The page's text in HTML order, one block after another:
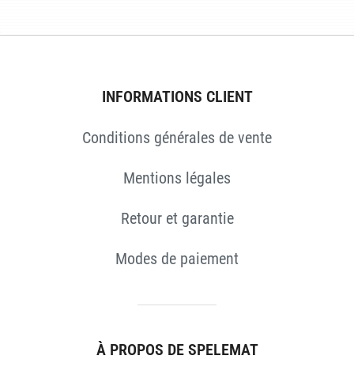
INFORMATIONS CLIENT
Conditions générales de vente
Mentions légales
Retour et garantie
Modes de paiement
À PROPOS DE SPELEMAT